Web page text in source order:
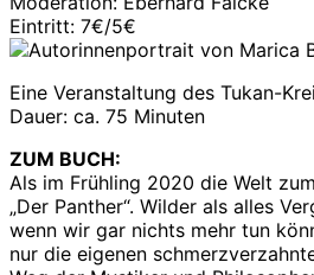
Eintritt: 7€/5€
Eine Veranstaltung des Tukan-
Dauer: ca. 75 Minuten
ZUM BUCH:
Als im Frühling 2020 die Welt
„Der Panther“. Wilder als alles
wenn wir gar nichts mehr tun
nur die eigenen